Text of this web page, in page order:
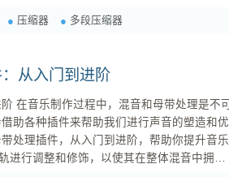
同的压缩处理，比如可以针对低频信号进行
压缩器 多段压缩器
从入门到进阶
不可
助各种插件来帮助我们进行声音的塑造和优
处理插件，从入门到进阶，帮助你提升音乐